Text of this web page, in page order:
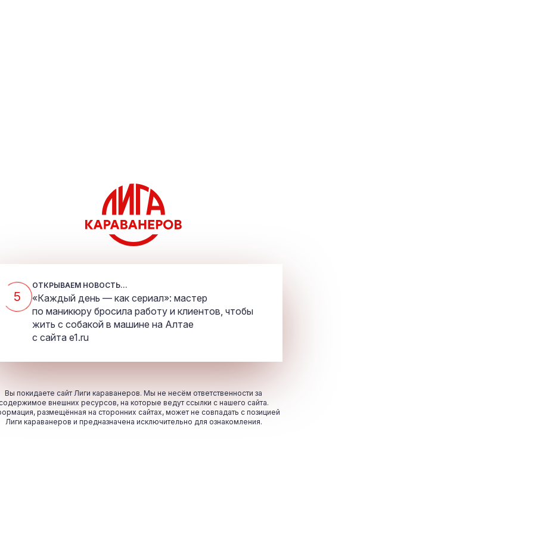
5
ОТКРЫВАЕМ НОВОСТЬ...
«Каждый день — как сериал»: мастер
по маникюру бросила работу и клиентов, чтобы
жить с собакой в машине на Алтае
с сайта e1.ru
Вы покидаете сайт Лиги караванеров. Мы не несём ответственности за
внешних ресурсов, на которые ведут ссылки с нашего сайта.
размещённая на сторонних сайтах, может не совпадать с позицией
Лиги караванеров и предназначена исключительно для ознакомления.